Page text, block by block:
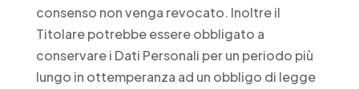
consenso non venga revocato. Inoltre il
Titolare potrebbe essere obbligato a
conservare i Dati Personali per un periodo più
lungo in ottemperanza ad un obbligo di legge